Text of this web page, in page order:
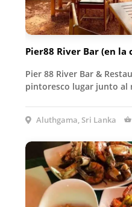
Pier88 River Bar (en la
Pier 88 River Bar &
pintoresco lugar junto al
Aluthgama, Sri Lanka